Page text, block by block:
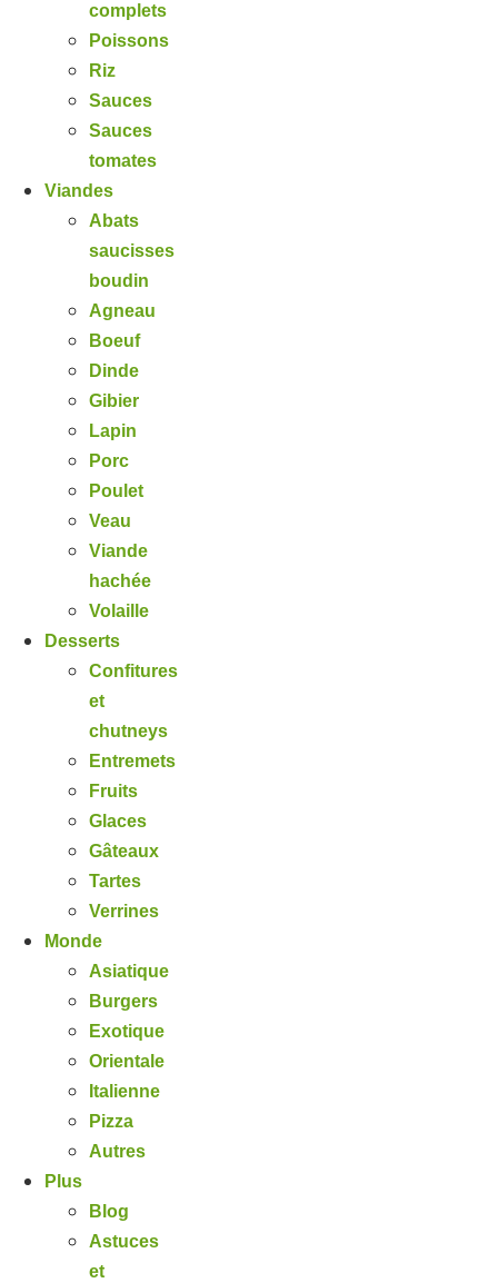
complets
Poissons
Riz
Sauces
Sauces
tomates
Viandes
Abats
saucisses
boudin
Agneau
Boeuf
Dinde
Gibier
Lapin
Porc
Poulet
Veau
Viande
hachée
Volaille
Desserts
Confitures
et
chutneys
Entremets
Fruits
Glaces
Gâteaux
Tartes
Verrines
Monde
Asiatique
Burgers
Exotique
Orientale
Italienne
Pizza
Autres
Plus
Blog
Astuces
et